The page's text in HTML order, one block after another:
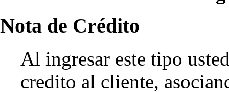
Nota de Crédito
Al ingresar este tipo
credito al cliente,